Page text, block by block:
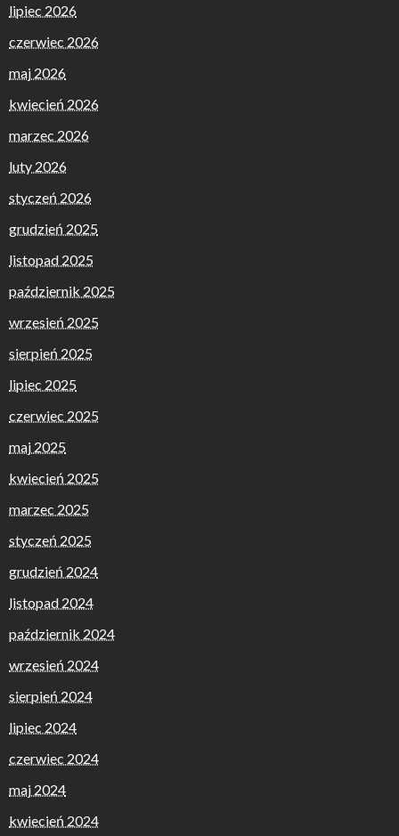
lipiec 2026
czerwiec 2026
maj 2026
kwiecień 2026
marzec 2026
luty 2026
styczeń 2026
grudzień 2025
listopad 2025
październik 2025
wrzesień 2025
sierpień 2025
lipiec 2025
czerwiec 2025
maj 2025
kwiecień 2025
marzec 2025
styczeń 2025
grudzień 2024
listopad 2024
październik 2024
wrzesień 2024
sierpień 2024
lipiec 2024
czerwiec 2024
maj 2024
kwiecień 2024